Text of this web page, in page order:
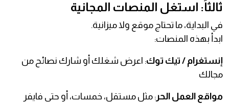
ثالثاً: استغل المنصات المجانية
في البداية، ما تحتاج موقع ولا ميزانية.
ابدأ بهذه المنصات:
إنستغرام / تيك توك: اعرض شغلك أو شارك نصائح من
مجالك
مواقع العمل الحر : مثل مستقل، خمسات، أو حتى فايفر